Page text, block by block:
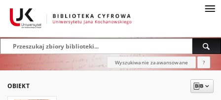
Wyszukiwanie zaawansowane ?
OBIEKT